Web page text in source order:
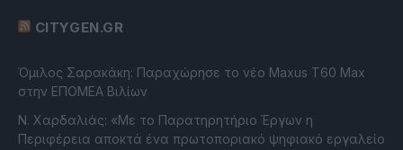
CITYGEN.GR
Όμιλος Σαρακάκη: Παραχώρησε το νέο Maxus T60 Max
στην ΕΠΟΜΕΑ Βιλίων
Ν. Χαρδαλιάς: «Με το Παρατηρητήριο Έργων η
Περιφέρεια αποκτά ένα πρωτοποριακό ψηφιακό εργαλείο